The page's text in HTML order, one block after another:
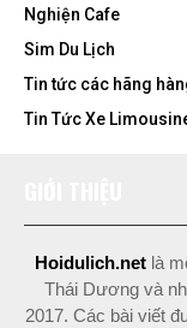
Nghiện Cafe
Sim Du Lịch
Tin tức các hãng
Tin Tức Xe
Hoidulich.net là
Thái Dươngvà
2017. Các bài viết